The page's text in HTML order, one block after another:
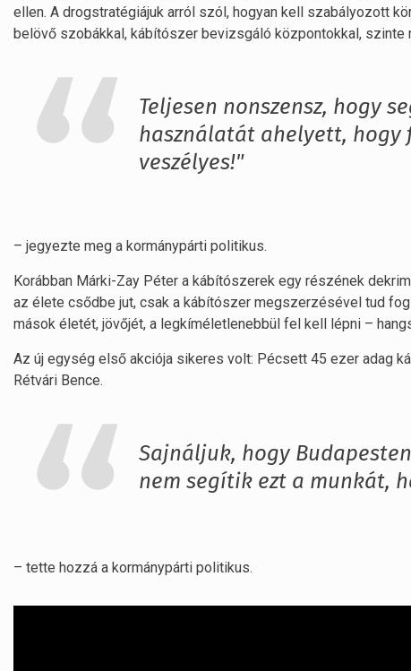
ellen. A drogstratégiájuk arról szól, hogyan kell szabályozott
belövő szobákkal, kábítószer bevizsgáló központokkal,
Teljesen nonszensz, hogy
használatát ahelyett, hogy
veszélyes!"
– jegyezte meg a kormánypárti politikus.
Korábban Márki-Zay Péter a kábítószerek egy részének
az élete csődbe jut, csak a kábítószer megszerzésével tud
mások életét, jövőjét, a legkíméletlenebbül fel kell lépni –
Az új egység első akciója sikeres volt: Pécsett 45 ezer adag
Rétvári Bence.
Sajnáljuk, hogy
nem segítik ezt a munkát,
– tette hozzá a kormánypárti politikus.